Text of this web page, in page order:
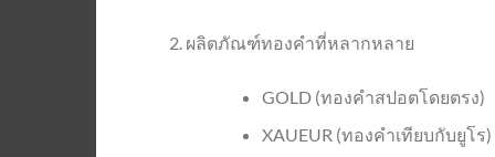
ผลิตภัณฑ์ทองคำที่หลากหลาย
GOLD (ทองคำสปอตโดยตรง)
XAUEUR (ทองคำเทียบกับยูโร)